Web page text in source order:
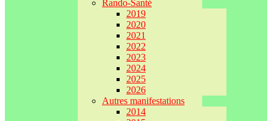
Rando-Santé
2019
2020
2021
2022
2023
2024
2025
2026
Autres manifestations
2014